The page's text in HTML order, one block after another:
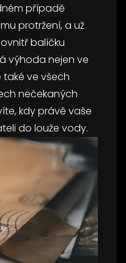
případě
protržení, a už
balíčku
výhoda nejen ve
také ve všech
nečekaných
kdy právě vaše
do louže vody.